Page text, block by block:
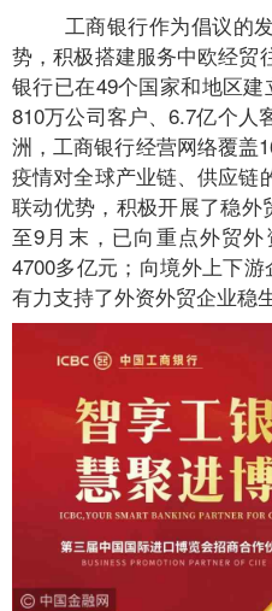
工商银行作为倡议的
势，积极搭建服务中欧经贸
银行已在49个国家和地区
810万公司客户、6.7亿个人
洲，工商银行经营网络覆盖
疫情对全球产业链、供应链
联动优势，积极开展了稳外
至9月末，已向重点外贸
4700多亿元；向境外上下游
有力支持了外资外贸企业稳